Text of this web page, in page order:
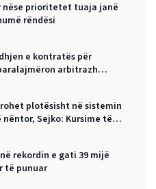
prioritetet tuaja janë
rëndësi
e kontratës për
arbitrazh
plotësisht në sistemin
Sejko: Kursime të
rekordin e gati 39 mijë
të punuar